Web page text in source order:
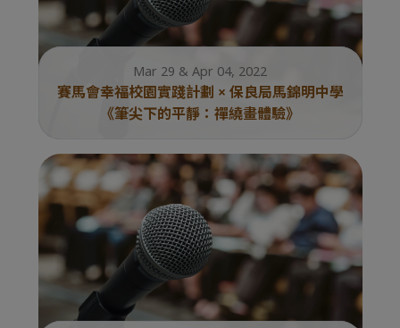
Mar 29 & Apr 04, 2022
賽馬會幸福校園實踐計劃 × 保良局馬錦明中學
《筆尖下的平靜：禪繞畫體驗》